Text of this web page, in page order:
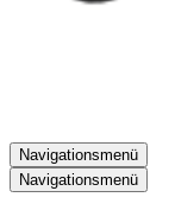
Navigationsmenü
Navigationsmenü